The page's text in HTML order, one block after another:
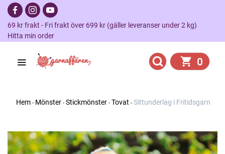
69 kr frakt - Fri frakt över 699 kr (gäller leveranser under 2 kg)
Hitta min order
0
Hem Mönster Stickmönster Tovat Sittunderlag i Fritidsgarn